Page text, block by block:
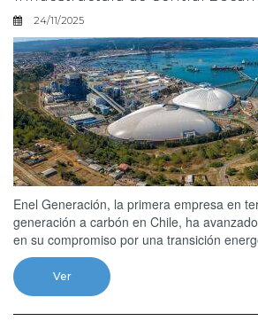
24/11/2025
Enel Generación, la primera empresa en
generación a carbón en Chile, ha
en su compromiso por una transición
Ver